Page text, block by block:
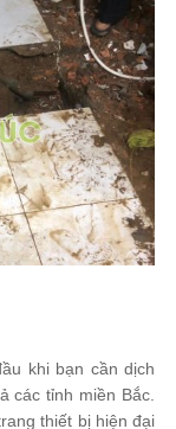
khi bạn cần dịch
các tỉnh miền Bắc.
thiết bị hiện đại